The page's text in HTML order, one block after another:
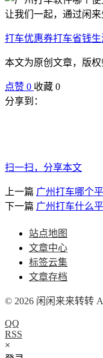
让我们一起，通过闲来
打车优惠券打车省钱
本文为原创文章，版权
点赞 0 收藏 0
分享到：
扫一扫，分享本文
上一篇 广州打车哪个
下一篇 广州打车什么
站点地图
文章中心
标签云集
文章存档
© 2026 闲闲来来转转
QQ
RSS
×